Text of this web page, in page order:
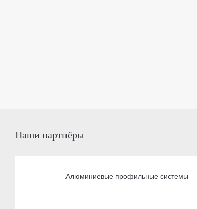
Наши партнёры
Алюминиевые профильные системы